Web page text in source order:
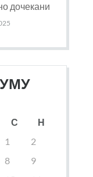
дочекани
С
Н
1
2
8
9